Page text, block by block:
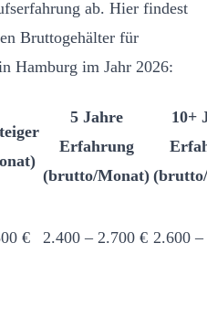
ab. Hier findest
Bruttogehälter für
Hamburg im Jahr 2026:
5 Jahre
Erfahrung
(brutto/Monat)
10+
€ 2.400 – 2.700 € 2.600